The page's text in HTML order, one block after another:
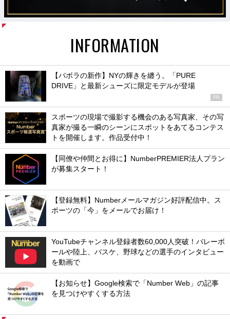
INFORMATION
【バボラの新作】NYの輝きを纏う。「PURE
DRIVE」と最新シューズに限定モデルが登場
PR
スポーツの現場で撮影する機会のある写真家、その写
真家が撮る一瞬のシーンにスポットをあてるコンテス
トを開催します。作品受付中！
【同僚や仲間とお得に】NumberPREMIER法人プラン
が募集スタート！
【登録無料】Numberメールマガジン好評配信中。ス
ポーツの「今」をメールでお届け！
YouTubeチャンネル登録者数60,000人突破！バレーボ
ールや陸上、バスケ、野球などの選手のインタビュー
を動画で
【お知らせ】Google検索で「Number Web」の記事
を見つけやすくする方法